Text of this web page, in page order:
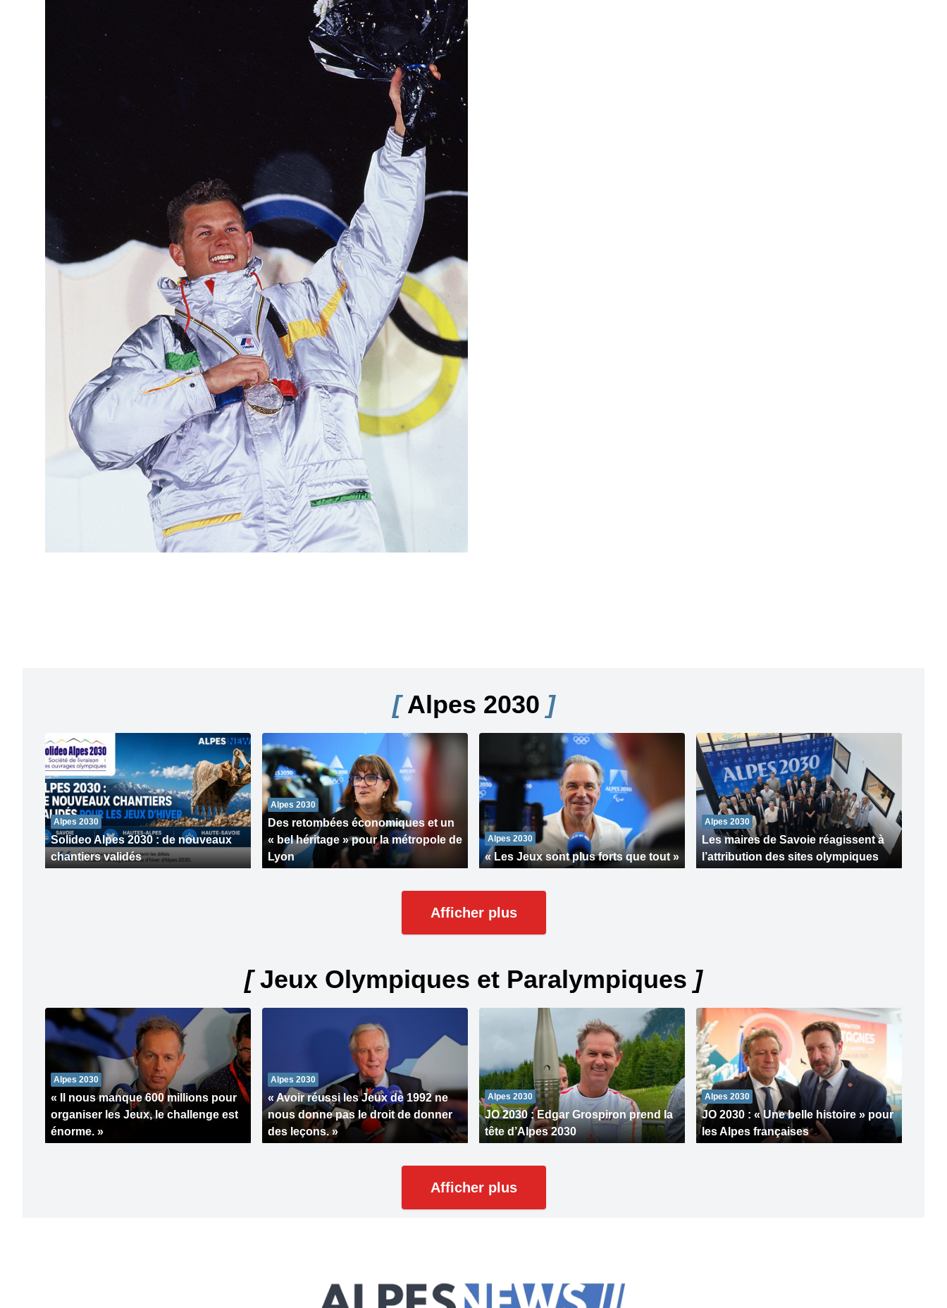
[Alpes 2030 ]
Alpes 2030
Solideo Alpes 2030 : de nouveaux
chantiers validés
Alpes 2030
Des retombées économiques et un
« bel héritage » pour la métropole de
Lyon
Alpes 2030
« Les Jeux sont plus forts que tout »
Alpes 2030
Les maires de Savoie réagissent à
l’attribution des sites olympiques
Afficher plus
[Jeux Olympiques et Paralympiques ]
Alpes 2030
« Il nous manque 600 millions pour
organiser les Jeux, le challenge est
énorme. »
Alpes 2030
« Avoir réussi les Jeux de 1992 ne
nous donne pas le droit de donner
des leçons. »
Alpes 2030
JO 2030 : Edgar Grospiron prend la
tête d’Alpes 2030
Alpes 2030
JO 2030 : « Une belle histoire » pour
les Alpes françaises
Afficher plus